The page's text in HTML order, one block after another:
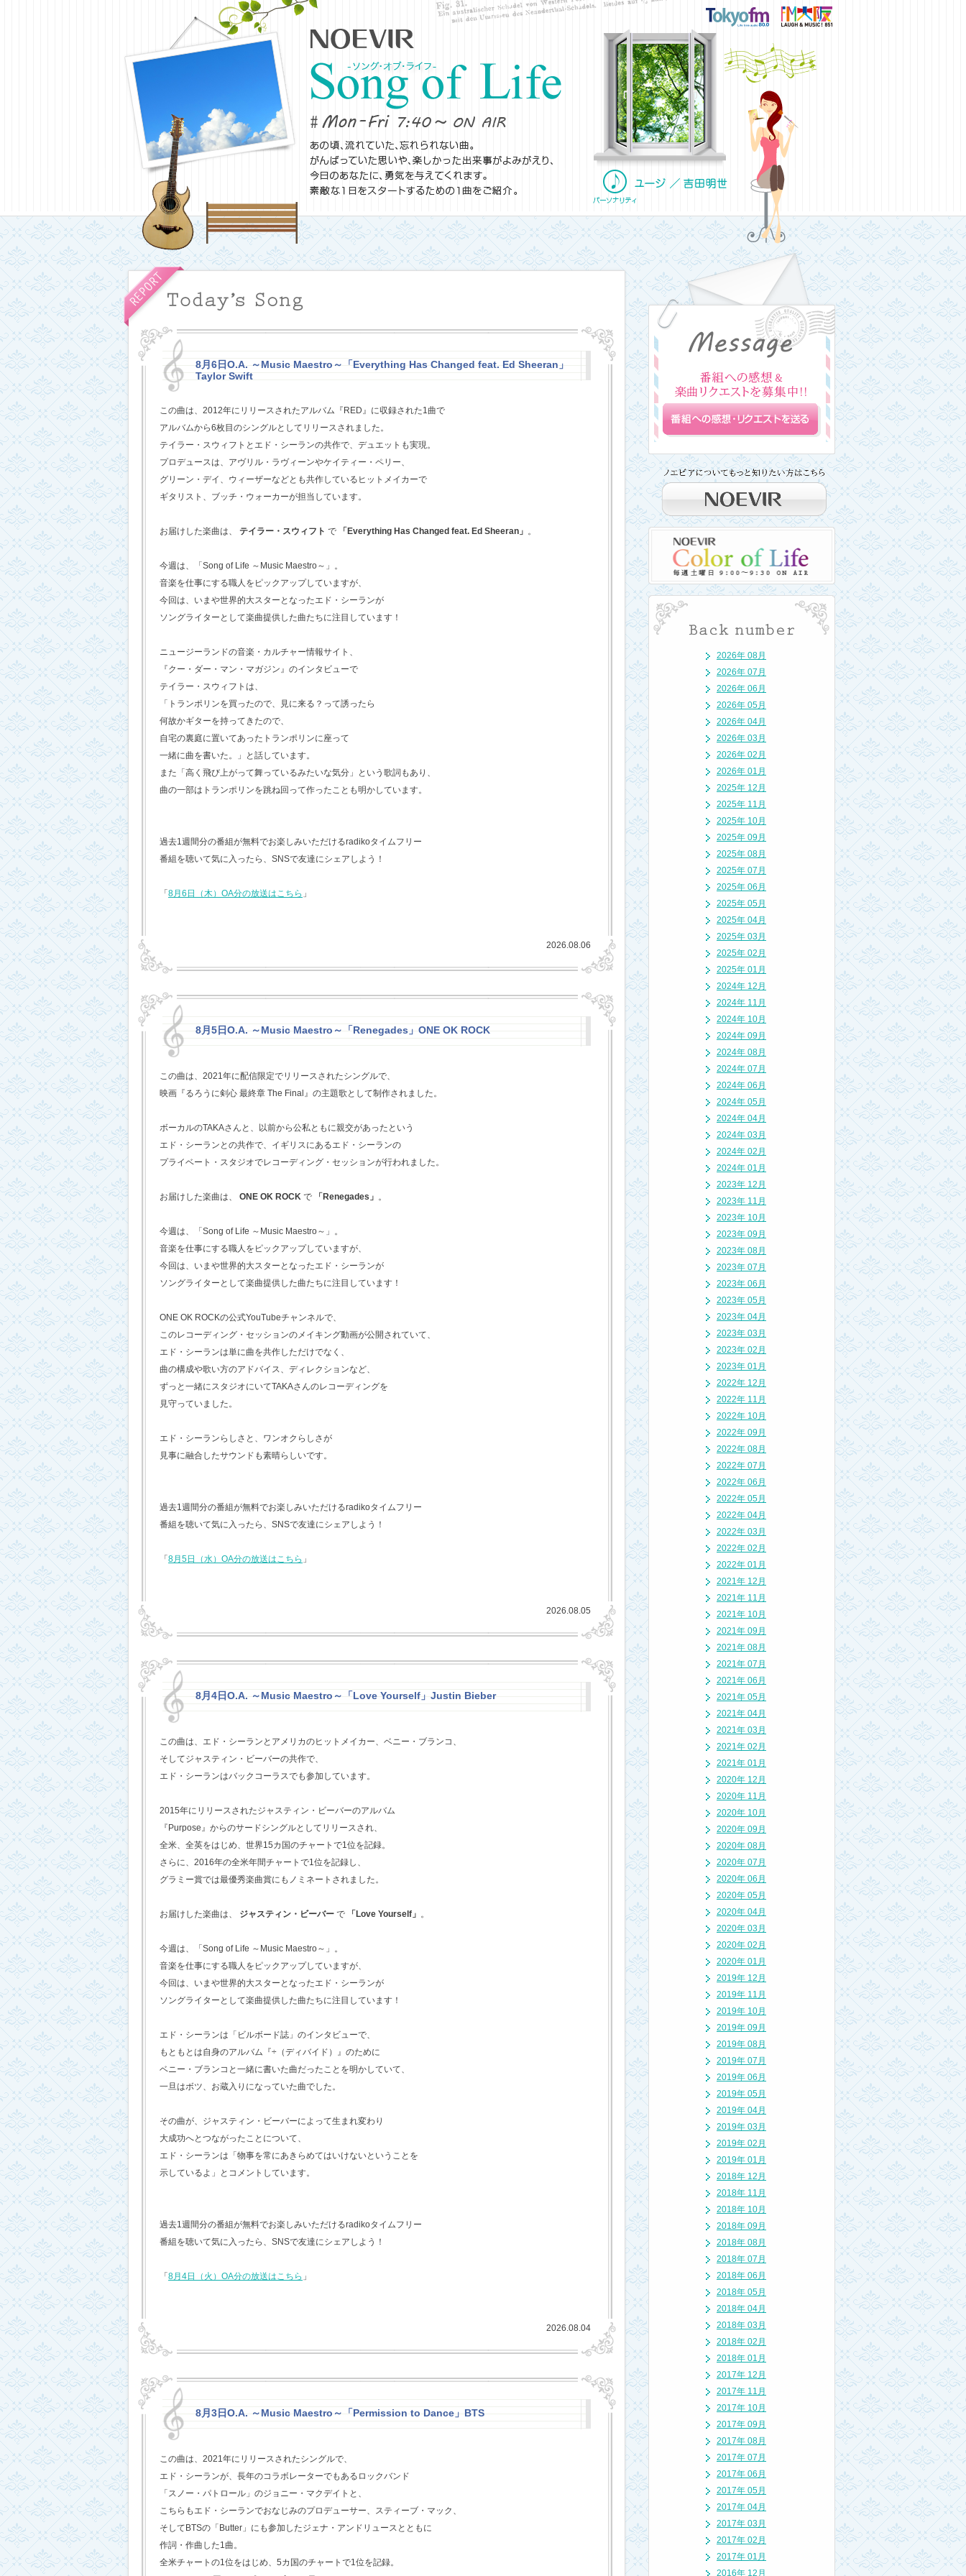
8月6日O.A. ～Music Maestro～「Everything Has Changed feat. Ed Sheeran」
Taylor Swift
この曲は、2012年にリリースされたアルバム『RED』に収録された1曲で
アルバムから6枚目のシングルとしてリリースされました。
テイラー・スウィフトとエド・シーランの共作で、デュエットも実現。
プロデュースは、アヴリル・ラヴィーンやケイティー・ペリー、
グリーン・デイ、ウィーザーなどとも共作しているヒットメイカーで
ギタリスト、ブッチ・ウォーカーが担当しています。
お届けした楽曲は、 テイラー・スウィフト で 「Everything Has Changed feat. Ed Sheeran」 。
今週は、「Song of Life ～Music Maestro～」。
音楽を仕事にする職人をピックアップしていますが、
今回は、いまや世界的大スターとなったエド・シーランが
ソングライターとして楽曲提供した曲たちに注目しています！
ニュージーランドの音楽・カルチャー情報サイト、
『クー・ダー・マン・マガジン』のインタビューで
テイラー・スウィフトは、
「トランポリンを買ったので、見に来る？って誘ったら
何故かギターを持ってきたので、
自宅の裏庭に置いてあったトランポリンに座って
一緒に曲を書いた。」と話しています。
また「高く飛び上がって舞っているみたいな気分」という歌詞もあり、
曲の一部はトランポリンを跳ね回って作ったことも明かしています。
過去1週間分の番組が無料でお楽しみいただけるradikoタイムフリー
番組を聴いて気に入ったら、SNSで友達にシェアしよう！
「 8月6日（木）OA分の放送はこちら 」
2026.08.06
8月5日O.A. ～Music Maestro～「Renegades」ONE OK ROCK
この曲は、2021年に配信限定でリリースされたシングルで、
映画『るろうに剣心 最終章 The Final』の主題歌として制作されました。
ボーカルのTAKAさんと、以前から公私ともに親交があったという
エド・シーランとの共作で、イギリスにあるエド・シーランの
プライベート・スタジオでレコーディング・セッションが行われました。
お届けした楽曲は、 ONE OK ROCK で 「Renegades」 。
今週は、「Song of Life ～Music Maestro～」。
音楽を仕事にする職人をピックアップしていますが、
今回は、いまや世界的大スターとなったエド・シーランが
ソングライターとして楽曲提供した曲たちに注目しています！
ONE OK ROCKの公式YouTubeチャンネルで、
このレコーディング・セッションのメイキング動画が公開されていて、
エド・シーランは単に曲を共作しただけでなく、
曲の構成や歌い方のアドバイス、ディレクションなど、
ずっと一緒にスタジオにいてTAKAさんのレコーディングを
見守っていました。
エド・シーランらしさと、ワンオクらしさが
見事に融合したサウンドも素晴らしいです。
過去1週間分の番組が無料でお楽しみいただけるradikoタイムフリー
番組を聴いて気に入ったら、SNSで友達にシェアしよう！
「 8月5日（水）OA分の放送はこちら 」
2026.08.05
8月4日O.A. ～Music Maestro～「Love Yourself」Justin Bieber
この曲は、エド・シーランとアメリカのヒットメイカー、ベニー・ブランコ、
そしてジャスティン・ビーバーの共作で、
エド・シーランはバックコーラスでも参加しています。
2015年にリリースされたジャスティン・ビーバーのアルバム
『Purpose』からのサードシングルとしてリリースされ、
全米、全英をはじめ、世界15カ国のチャートで1位を記録。
さらに、2016年の全米年間チャートで1位を記録し、
グラミー賞では最優秀楽曲賞にもノミネートされました。
お届けした楽曲は、 ジャスティン・ビーバー で 「Love Yourself」 。
今週は、「Song of Life ～Music Maestro～」。
音楽を仕事にする職人をピックアップしていますが、
今回は、いまや世界的大スターとなったエド・シーランが
ソングライターとして楽曲提供した曲たちに注目しています！
エド・シーランは「ビルボード誌」のインタビューで、
もともとは自身のアルバム『÷（ディバイド）』のために
ベニー・ブランコと一緒に書いた曲だったことを明かしていて、
一旦はボツ、お蔵入りになっていた曲でした。
その曲が、ジャスティン・ビーバーによって生まれ変わり
大成功へとつながったことについて、
エド・シーランは「物事を常にあきらめてはいけないということを
示しているよ」とコメントしています。
過去1週間分の番組が無料でお楽しみいただけるradikoタイムフリー
番組を聴いて気に入ったら、SNSで友達にシェアしよう！
「 8月4日（火）OA分の放送はこちら 」
2026.08.04
8月3日O.A. ～Music Maestro～「Permission to Dance」BTS
この曲は、2021年にリリースされたシングルで、
エド・シーランが、長年のコラボレーターでもあるロックバンド
「スノー・パトロール」のジョニー・マクデイトと、
こちらもエド・シーランでおなじみのプロデューサー、スティーブ・マック、
そしてBTSの「Butter」にも参加したジェナ・アンドリュースとともに
作詞・作曲した1曲。
全米チャートの1位をはじめ、5カ国のチャートで1位を記録。
2026年 08月
2026年 07月
2026年 06月
2026年 05月
2026年 04月
2026年 03月
2026年 02月
2026年 01月
2025年 12月
2025年 11月
2025年 10月
2025年 09月
2025年 08月
2025年 07月
2025年 06月
2025年 05月
2025年 04月
2025年 03月
2025年 02月
2025年 01月
2024年 12月
2024年 11月
2024年 10月
2024年 09月
2024年 08月
2024年 07月
2024年 06月
2024年 05月
2024年 04月
2024年 03月
2024年 02月
2024年 01月
2023年 12月
2023年 11月
2023年 10月
2023年 09月
2023年 08月
2023年 07月
2023年 06月
2023年 05月
2023年 04月
2023年 03月
2023年 02月
2023年 01月
2022年 12月
2022年 11月
2022年 10月
2022年 09月
2022年 08月
2022年 07月
2022年 06月
2022年 05月
2022年 04月
2022年 03月
2022年 02月
2022年 01月
2021年 12月
2021年 11月
2021年 10月
2021年 09月
2021年 08月
2021年 07月
2021年 06月
2021年 05月
2021年 04月
2021年 03月
2021年 02月
2021年 01月
2020年 12月
2020年 11月
2020年 10月
2020年 09月
2020年 08月
2020年 07月
2020年 06月
2020年 05月
2020年 04月
2020年 03月
2020年 02月
2020年 01月
2019年 12月
2019年 11月
2019年 10月
2019年 09月
2019年 08月
2019年 07月
2019年 06月
2019年 05月
2019年 04月
2019年 03月
2019年 02月
2019年 01月
2018年 12月
2018年 11月
2018年 10月
2018年 09月
2018年 08月
2018年 07月
2018年 06月
2018年 05月
2018年 04月
2018年 03月
2018年 02月
2018年 01月
2017年 12月
2017年 11月
2017年 10月
2017年 09月
2017年 08月
2017年 07月
2017年 06月
2017年 05月
2017年 04月
2017年 03月
2017年 02月
2017年 01月
2016年 12月